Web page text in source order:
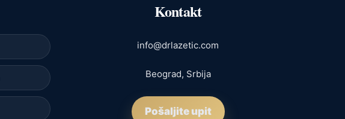
Kontakt
info@drlazetic.com
Beograd, Srbija
Pošaljite upit